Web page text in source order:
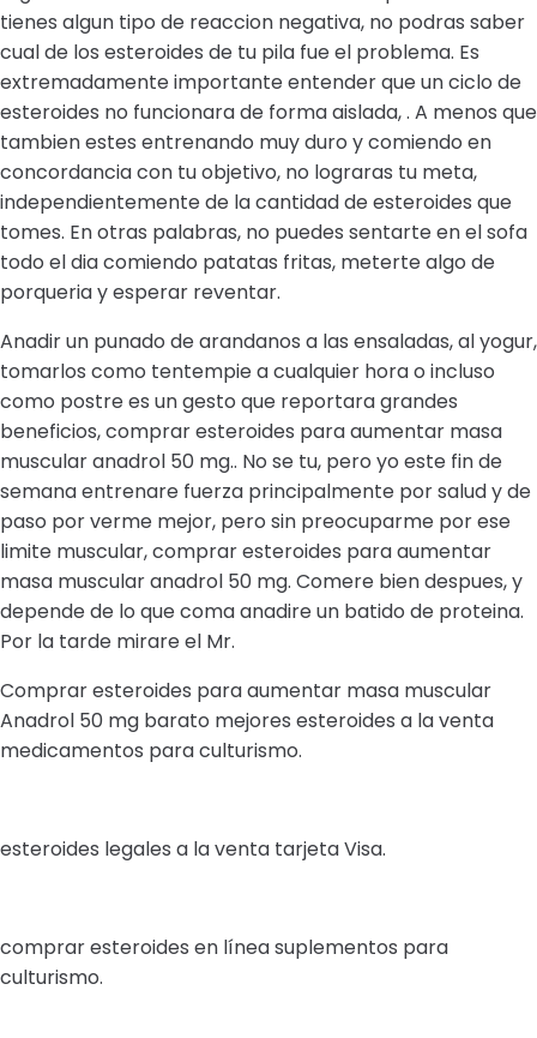
tienes algun tipo de reaccion negativa, no podras saber
cual de los esteroides de tu pila fue el problema. Es
extremadamente importante entender que un ciclo de
esteroides no funcionara de forma aislada, . A menos que
tambien estes entrenando muy duro y comiendo en
concordancia con tu objetivo, no lograras tu meta,
independientemente de la cantidad de esteroides que
tomes. En otras palabras, no puedes sentarte en el sofa
todo el dia comiendo patatas fritas, meterte algo de
porqueria y esperar reventar.
Anadir un punado de arandanos a las ensaladas, al yogur,
tomarlos como tentempie a cualquier hora o incluso
como postre es un gesto que reportara grandes
beneficios, comprar esteroides para aumentar masa
muscular anadrol 50 mg.. No se tu, pero yo este fin de
semana entrenare fuerza principalmente por salud y de
paso por verme mejor, pero sin preocuparme por ese
limite muscular, comprar esteroides para aumentar
masa muscular anadrol 50 mg. Comere bien despues, y
depende de lo que coma anadire un batido de proteina.
Por la tarde mirare el Mr.
Comprar esteroides para aumentar masa muscular
Anadrol 50 mg barato mejores esteroides a la venta
medicamentos para culturismo.
esteroides legales a la venta tarjeta Visa.
comprar esteroides en línea suplementos para
culturismo.